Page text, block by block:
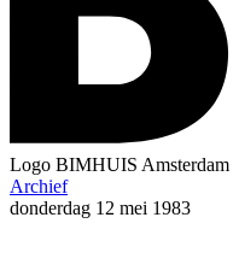
Logo BIMHUIS Amsterdam
Archief
donderdag 12 mei 1983